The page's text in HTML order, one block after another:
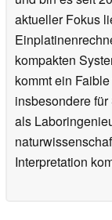
davon im
anderem für
und bin es seit
aktueller Fokus
kompakten
kommt ein
insbesondere für
als